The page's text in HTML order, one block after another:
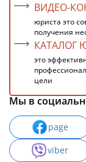
ВИДЕО-
юриста это
получения
КАТАЛОГ
это
цели
Мы в
page
viber